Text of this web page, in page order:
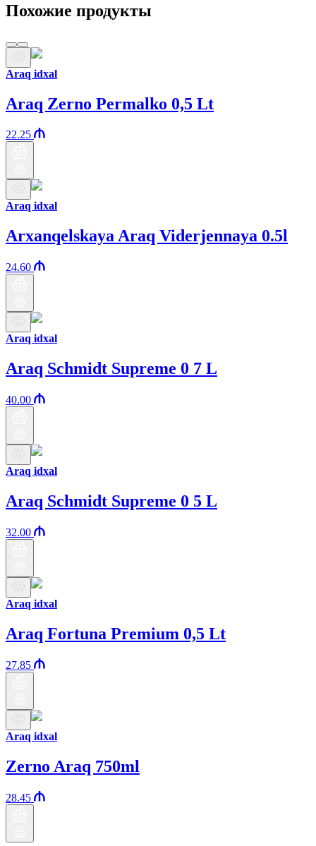
Похожие продукты
Araq idxal
Araq Zerno Permalko 0,5 Lt
22.25
Araq idxal
Arxanqelskaya Araq Viderjennaya 0.5l
24.60
Araq idxal
Araq Schmidt Supreme 0 7 L
40.00
Araq idxal
Araq Schmidt Supreme 0 5 L
32.00
Araq idxal
Araq Fortuna Premium 0,5 Lt
27.85
Araq idxal
Zerno Araq 750ml
28.45